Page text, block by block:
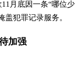
月底因一条“哪位少
盖犯罪记录服务。
加强